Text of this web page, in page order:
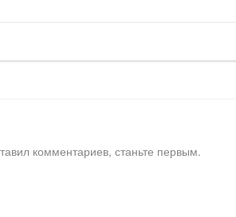
комментариев, станьте первым.